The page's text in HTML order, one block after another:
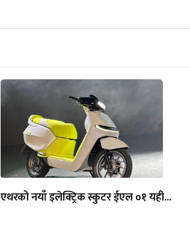
एथरको नयाँ इलेक्ट्रिक स्कुटर ईएल ०१ यही...